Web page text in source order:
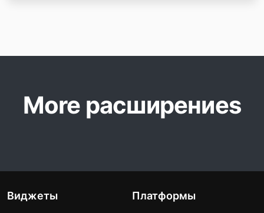
More расширениеs
Виджеты Платформы